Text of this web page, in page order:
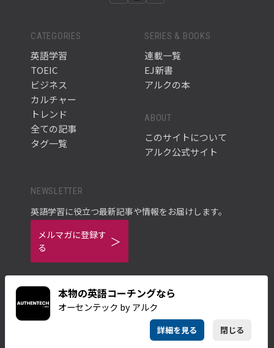
本物の英語コーチングなら
オーセンテック by アルク
詳細を見る 閉じる
CATEGORIES
英語学習
TOEIC
ビジネス
カルチャー
トレンド
全ての記事
タグ一覧
SERIES & BOOKS
連載一覧
EJ新書
アルクの本
ABOUT
このサイトについて
アルク公式サイト
NEWSLETTER
英語学習に役立つ最新記事や情報をお届けします。
メルマガに登録す
る
ご利用規約
プライバシーポリシー